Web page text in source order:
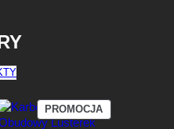
PROMOCJAPRODUKT
W